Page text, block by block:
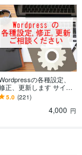
ージ・LP制作 Wor
人ブログ
政治家
ト アドバイス
の各種設定、
正、更新します サイト
文字修正、更新に最適
です！お困りごとをご相
5.0 (221)
4,000 円